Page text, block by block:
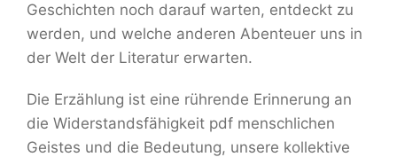
Geschichten noch darauf warten, entdeckt zu
werden, und welche anderen Abenteuer uns in
der Welt der Literatur erwarten.
Die Erzählung ist eine rührende Erinnerung an
die Widerstandsfähigkeit pdf menschlichen
Geistes und die Bedeutung, unsere kollektive